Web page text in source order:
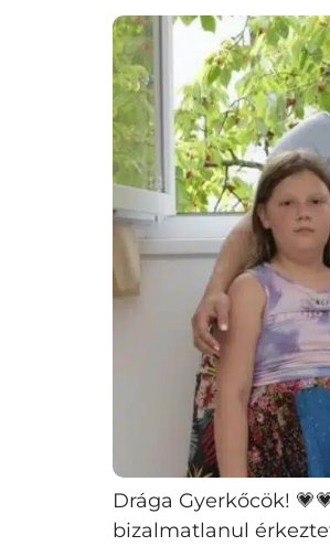
Drága Gyerkőcök!
bizalmatlanul